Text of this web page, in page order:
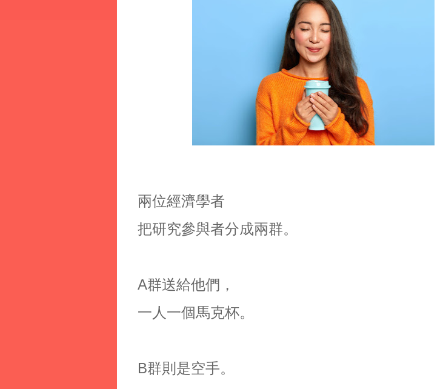
兩位經濟學者
把研究參與者分成兩群。
A群送給他們，
一人一個馬克杯。
B群則是空手。